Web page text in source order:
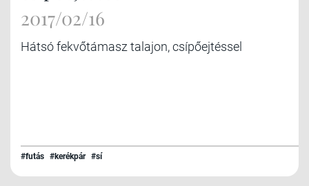
2017/02/16
Hátsó fekvőtámasz talajon, csípőejtéssel
#futás #kerékpár #sí